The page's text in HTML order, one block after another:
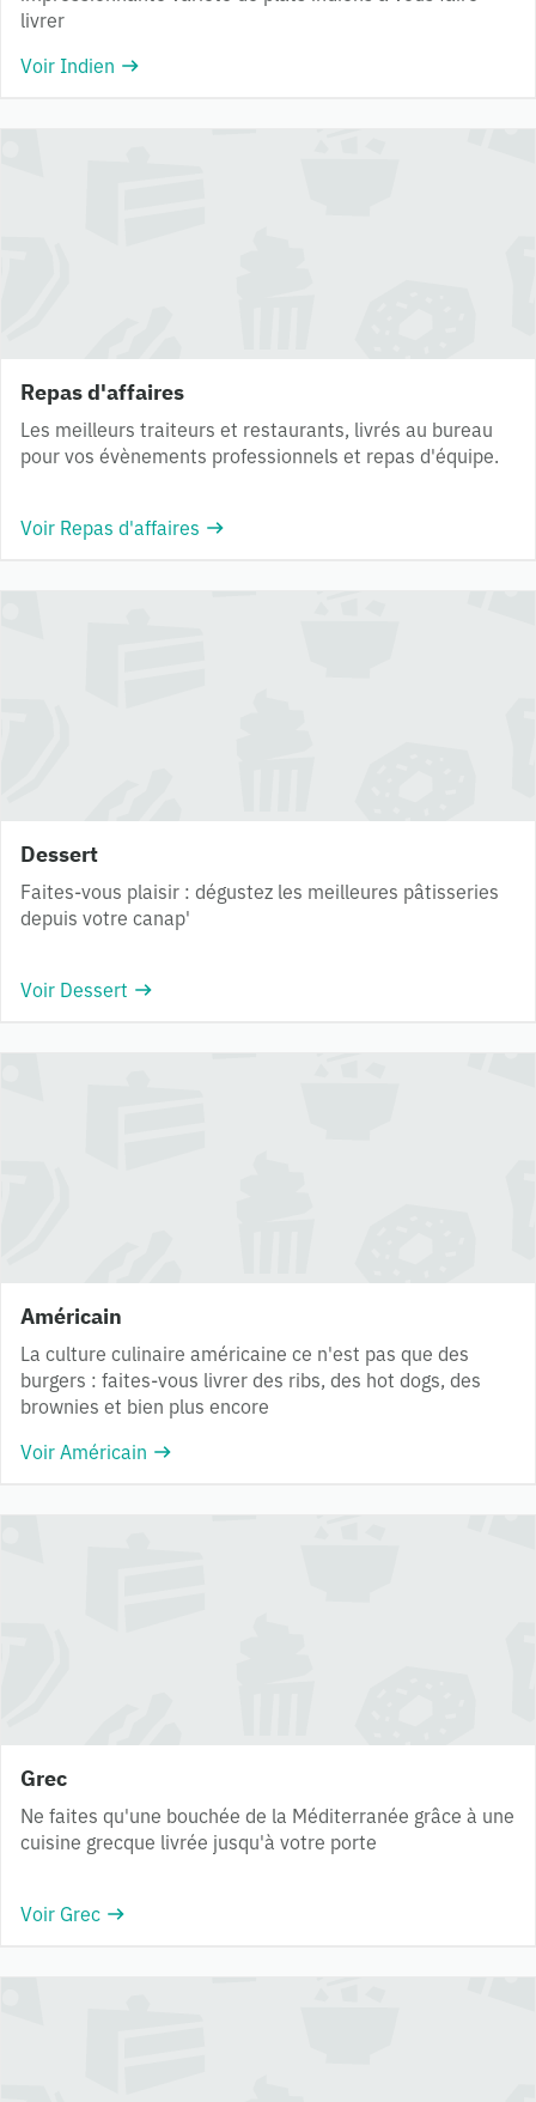
livrer
Voir Indien
Repas d'affaires
Les meilleurs traiteurs et restaurants, livrés au bureau
pour vos évènements professionnels et repas d'équipe.
Voir Repas d'affaires
Dessert
Faites-vous plaisir : dégustez les meilleures pâtisseries
depuis votre canap'
Voir Dessert
Américain
La culture culinaire américaine ce n'est pas que des
burgers : faites-vous livrer des ribs, des hot dogs, des
brownies et bien plus encore
Voir Américain
Grec
Ne faites qu'une bouchée de la Méditerranée grâce à une
cuisine grecque livrée jusqu'à votre porte
Voir Grec